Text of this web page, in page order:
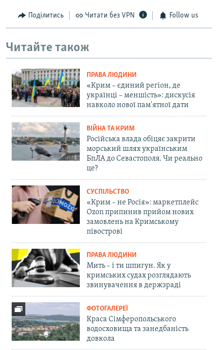
Поділитись Читати без VPN Follow us
Читайте також
ПРАВА ЛЮДИНИ
«Крим – єдиний регіон, де
українці – меншість»: дискусія
навколо нової пам'ятної дати
ВІЙНА ТА КРИМ
Російська влада обіцяє закрити
морський шлях українським
БпЛА до Севастополя. Чи реально
це?
СУСПІЛЬСТВО
«Крим – не Росія»: маркетплейс
Ozon припинив прийом нових
замовлень на Кримському
півострові
ПРАВА ЛЮДИНИ
Мить – і ти шпигун. Як у
кримських судах розглядають
звинувачення в держзраді
ФОТОГАЛЕРЕЇ
Краса Сімферопольського
водосховища та занедбаність
довкола